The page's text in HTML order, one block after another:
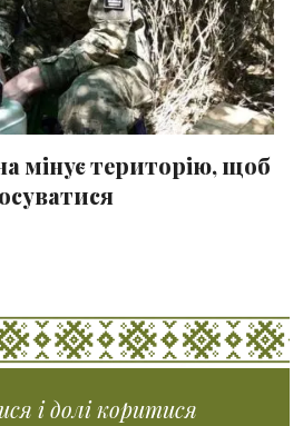
мінує територію, щоб
і долі коритися